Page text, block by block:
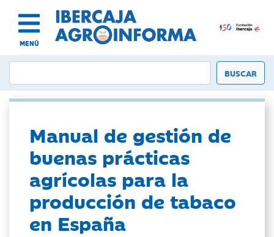
MENÚ
Manual de gestión de
buenas prácticas
agrícolas para la
producción de tabaco
en España